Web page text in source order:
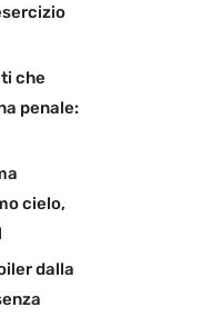
che
penale:
cielo,
dalla